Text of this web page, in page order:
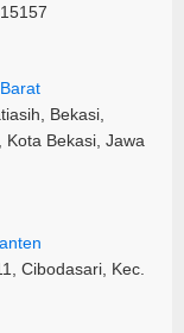
Bekasi,
Kota Bekasi, Jawa
Cibodasari, Kec.